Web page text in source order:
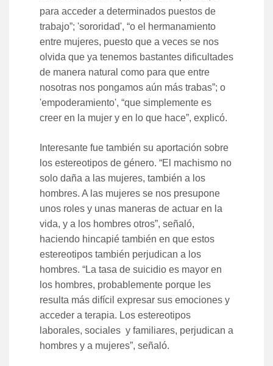
para acceder a determinados puestos de
trabajo”; 'sororidad', “o el hermanamiento
entre mujeres, puesto que a veces se nos
olvida que ya tenemos bastantes dificultades
de manera natural como para que entre
nosotras nos pongamos aún más trabas”; o
'empoderamiento', “que simplemente es
creer en la mujer y en lo que hace”, explicó.
Interesante fue también su aportación sobre
los estereotipos de género. “El machismo no
solo daña a las mujeres, también a los
hombres. A las mujeres se nos presupone
unos roles y unas maneras de actuar en la
vida, y a los hombres otros”, señaló,
haciendo hincapié también en que estos
estereotipos también perjudican a los
hombres. “La tasa de suicidio es mayor en
los hombres, probablemente porque les
resulta más difícil expresar sus emociones y
acceder a terapia. Los estereotipos
laborales, sociales y familiares, perjudican a
hombres y a mujeres”, señaló.